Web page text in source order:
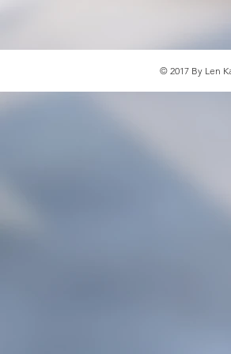
© 2017 By Len